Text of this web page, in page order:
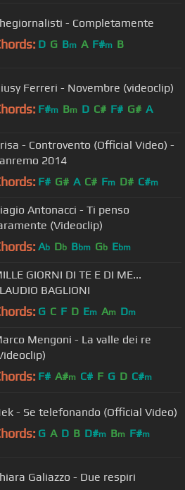
- Completamente
D G Bm A F#m B
Ferreri - Novembre (videoclip)
F#m Bm D C# F# G# A
- Controvento (Official Video) -
2014
F# G# A C# Fm D# C#m
Antonacci - Ti penso
(Videoclip)
Ab Db Bbm Gb Ebm
GIORNI DI TE E DI ME...
BAGLIONI
G C F D Em Am Dm
Mengoni - La valle dei re
F# A#m C# F G D C#m
- Se telefonando (Official Video)
G A D B D#m Bm F#m
Galiazzo - Due respiri